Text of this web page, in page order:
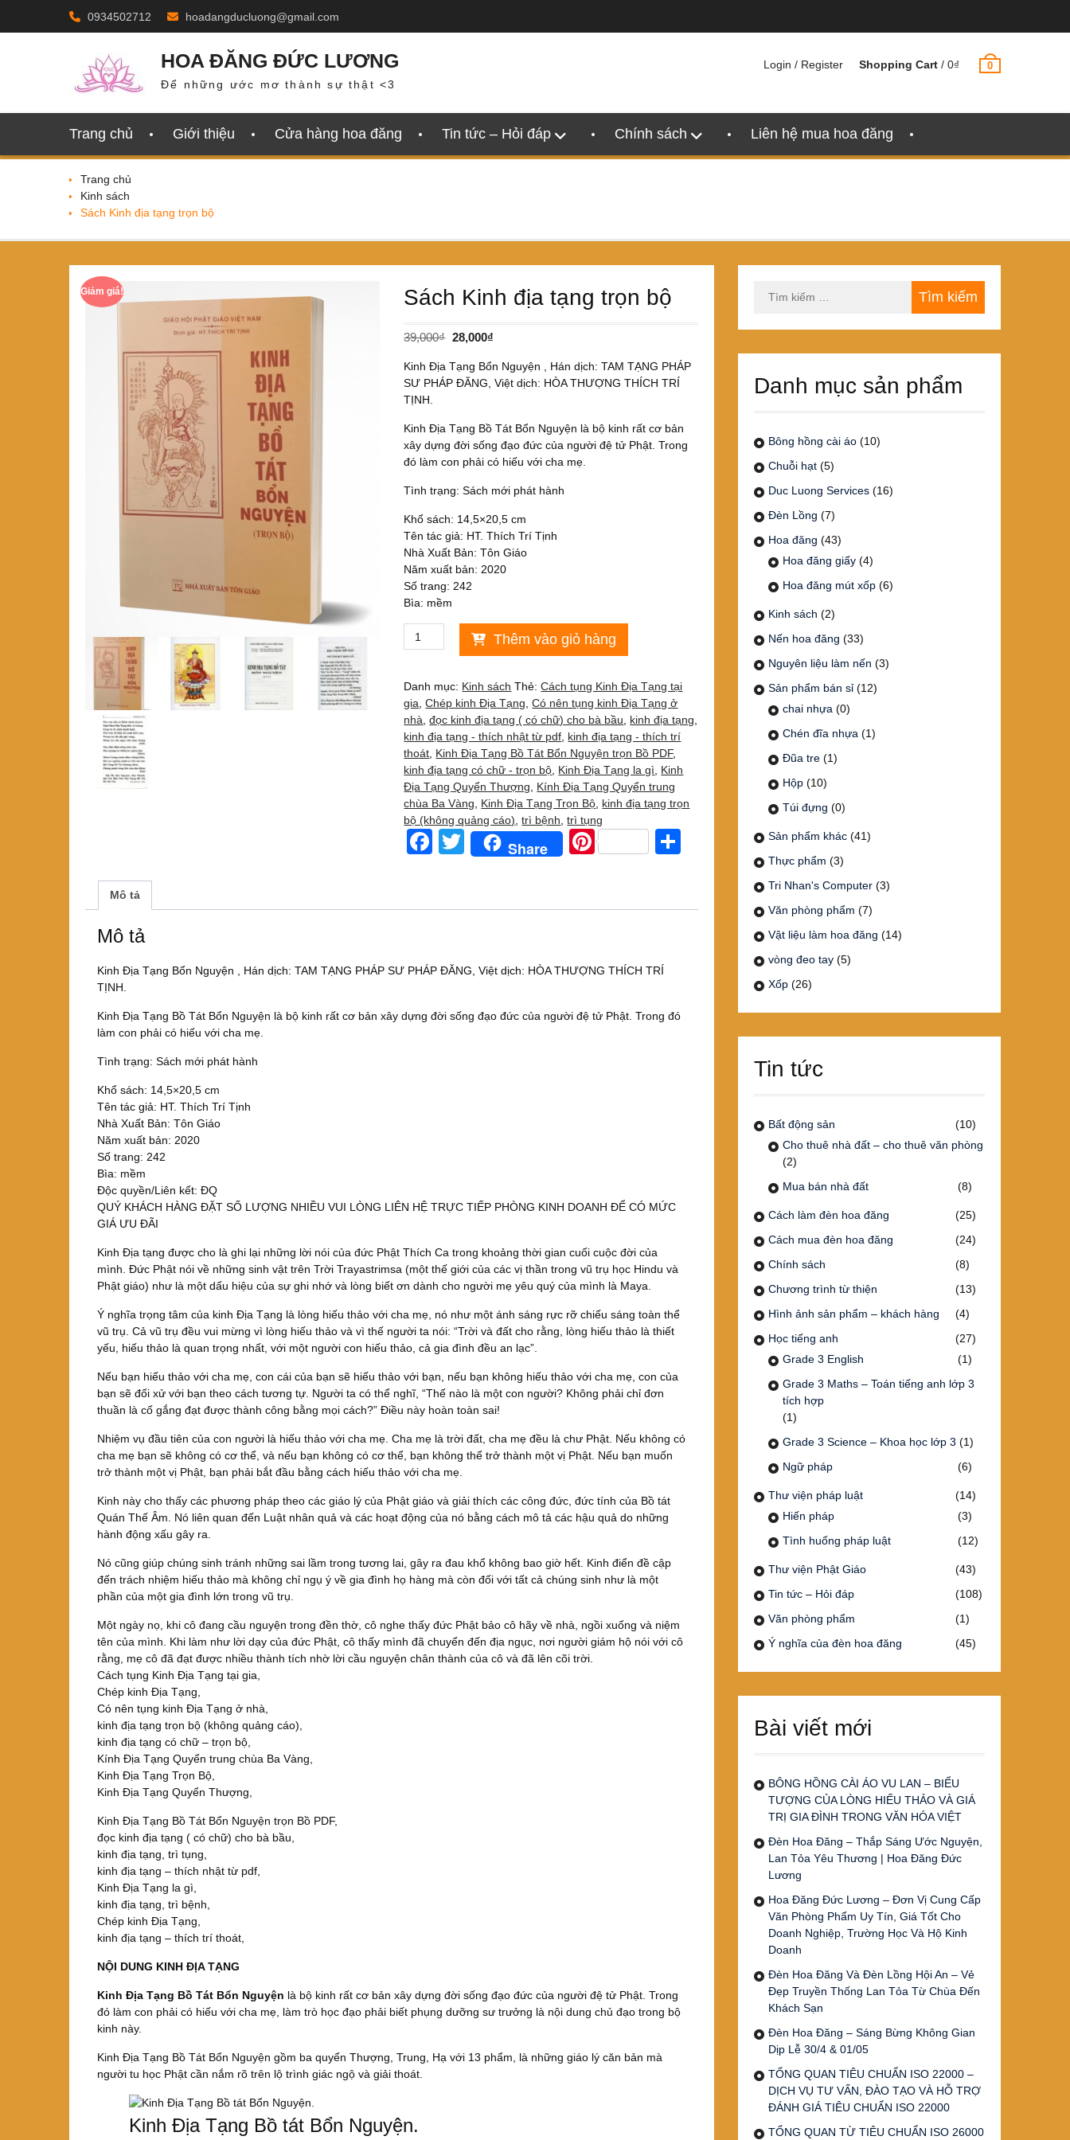
0934502712 hoadangducluong@gmail.com
HOA ĐĂNG ĐỨC LƯƠNG
Để những ước mơ thành sự thật <3
Login / Register Shopping Cart / 0₫ 0
Trang chủ Giới thiệu Cửa hàng hoa đăng Tin tức – Hỏi đáp Chính sách Liên hệ mua hoa đăng
Trang chủ
Kinh sách
Sách Kinh địa tạng trọn bộ
Giảm giá! Sách Kinh địa tạng trọn bộ
39,000₫ Giá
là:
39,000₫.
28,000₫
tại
là:
Kinh Địa Tạng Bổn Nguyện , Hán dịch: TAM TẠNG PHÁP
SƯ PHÁP ĐĂNG, Việt dịch: HÒA THƯỢNG THÍCH TRÍ
TỊNH.
Kinh Địa Tạng Bồ Tát Bổn Nguyện là bộ kinh rất cơ bản
xây dựng đời sống đạo đức của người đệ tử Phật. Trong
đó làm con phải có hiếu với cha mẹ.
Tình trạng: Sách mới phát hành
Khổ sách: 14,5×20,5 cm
Tên tác giả: HT. Thích Trí Tịnh
Nhà Xuất Bản: Tôn Giáo
Năm xuất bản: 2020
Số trang: 242
Bìa: mềm
Sách
Kinh
tạng
trọn
bộ
số
lượng
Thêm vào giỏ hàng
Danh mục: Kinh sách Thẻ:Cách tụng Kinh Địa Tạng tại
gia ,Chép kinh Địa Tạng ,Có nên tụng kinh Địa Tạng ở
nhà ,đọc kinh địa tạng ( có chữ) cho bà bầu kinh địa tạng
kinh địa tạng - thích nhật từ pdf kinh địa tạng - thích trí
thoát Kinh Địa Tạng Bồ Tát Bổn Nguyện trọn Bồ PDF,
kinh địa tạng có chữ - trọn bộ Kinh Địa Tạng la gì
Kinh
Địa Tạng Quyển Thượng
Kính Địa Tạng Quyển trung
chùa Ba Vàng
Kinh Địa Tạng Trọn Bộ kinh địa tạng trọn
bộ (không quảng cáo) ,trì bệnh ,trì tụng
F
e
o
k
T
er
Share
Pi
e
e
Mô tả
Mô tả
Kinh Địa Tạng Bổn Nguyện , Hán dịch: TAM TẠNG PHÁP SƯ PHÁP ĐĂNG, Việt dịch: HÒA THƯỢNG THÍCH TRÍ
TỊNH.
Kinh Địa Tạng Bồ Tát Bổn Nguyện là bộ kinh rất cơ bản xây dựng đời sống đạo đức của người đệ tử Phật. Trong đó
làm con phải có hiếu với cha mẹ.
Tình trạng: Sách mới phát hành
Khổ sách: 14,5×20,5 cm
Tên tác giả: HT. Thích Trí Tịnh
Nhà Xuất Bản: Tôn Giáo
Năm xuất bản: 2020
Số trang: 242
Bìa: mềm
Độc quyền/Liên kết: ĐQ
QUÝ KHÁCH HÀNG ĐẶT SỐ LƯỢNG NHIỀU VUI LÒNG LIÊN HỆ TRỰC TIẾP PHÒNG KINH DOANH ĐỂ CÓ MỨC
GIÁ ƯU ĐÃI
Kinh Địa tạng được cho là ghi lại những lời nói của đức Phật Thích Ca trong khoảng thời gian cuối cuộc đời của
mình. Đức Phật nói về những sinh vật trên Trời Trayastrimsa (một thế giới của các vị thần trong vũ trụ học Hindu và
Phật giáo) như là một dấu hiệu của sự ghi nhớ và lòng biết ơn dành cho người mẹ yêu quý của mình là Maya.
Ý nghĩa trọng tâm của kinh Địa Tạng là lòng hiếu thảo với cha mẹ, nó như một ánh sáng rực rỡ chiếu sáng toàn thể
vũ trụ. Cả vũ trụ đều vui mừng vì lòng hiếu thảo và vì thế người ta nói: “Trời và đất cho rằng, lòng hiếu thảo là thiết
yếu, hiếu thảo là quan trọng nhất, với một người con hiếu thảo, cả gia đình đều an lạc”.
Nếu bạn hiếu thảo với cha mẹ, con cái của bạn sẽ hiếu thảo với bạn, nếu bạn không hiếu thảo với cha mẹ, con của
bạn sẽ đối xử với bạn theo cách tương tự. Người ta có thể nghĩ, “Thế nào là một con người? Không phải chỉ đơn
thuần là cố gắng đạt được thành công bằng mọi cách?” Điều này hoàn toàn sai!
Nhiệm vụ đầu tiên của con người là hiếu thảo với cha mẹ. Cha mẹ là trời đất, cha mẹ đều là chư Phật. Nếu không có
cha mẹ bạn sẽ không có cơ thể, và nếu bạn không có cơ thể, bạn không thể trở thành một vị Phật. Nếu bạn muốn
trở thành một vị Phật, bạn phải bắt đầu bằng cách hiếu thảo với cha mẹ.
Kinh này cho thấy các phương pháp theo các giáo lý của Phật giáo và giải thích các công đức, đức tính của Bồ tát
Quán Thế Âm. Nó liên quan đến Luật nhân quả và các hoạt động của nó bằng cách mô tả các hậu quả do những
hành động xấu gây ra.
Nó cũng giúp chúng sinh tránh những sai lầm trong tương lai, gây ra đau khổ không bao giờ hết. Kinh điển đề cập
đến trách nhiệm hiếu thảo mà không chỉ ngụ ý về gia đình họ hàng mà còn đối với tất cả chúng sinh như là một
phần của một gia đình lớn trong vũ trụ.
Một ngày nọ, khi cô đang cầu nguyện trong đền thờ, cô nghe thấy đức Phật bảo cô hãy về nhà, ngồi xuống và niệm
tên của mình. Khi làm như lời dạy của đức Phật, cô thấy mình đã chuyển đến địa ngục, nơi người giám hộ nói với cô
rằng, mẹ cô đã đạt được nhiều thành tích nhờ lời cầu nguyện chân thành của cô và đã lên cõi trời.
Cách tụng Kinh Địa Tạng tại gia,
Chép kinh Địa Tạng,
Có nên tụng kinh Địa Tạng ở nhà,
kinh địa tạng trọn bộ (không quảng cáo),
kinh địa tạng có chữ – trọn bộ,
Kính Địa Tạng Quyển trung chùa Ba Vàng,
Kinh Địa Tạng Trọn Bộ,
Kinh Địa Tạng Quyển Thượng,
Kinh Địa Tạng Bồ Tát Bổn Nguyện trọn Bồ PDF,
đọc kinh địa tạng ( có chữ) cho bà bầu,
kinh địa tạng, trì tụng,
kinh địa tạng – thích nhật từ pdf,
Kinh Địa Tạng la gì,
kinh địa tạng, trì bệnh,
Chép kinh Địa Tạng,
kinh địa tạng – thích trí thoát,
NỘI DUNG KINH ĐỊA TẠNG
Kinh Địa Tạng Bồ Tát Bổn Nguyện là bộ kinh rất cơ bản xây dựng đời sống đạo đức của người đệ tử Phật. Trong
đó làm con phải có hiếu với cha mẹ, làm trò học đạo phải biết phụng dưỡng sư trưởng là nội dung chủ đạo trong bộ
kinh này.
Kinh Địa Tạng Bồ Tát Bổn Nguyện gồm ba quyển Thượng, Trung, Hạ với 13 phẩm, là những giáo lý căn bản mà
người tu học Phật cần nắm rõ trên lộ trình giác ngộ và giải thoát.
Kinh Địa Tạng Bồ tát Bổn Nguyện.
kiếm
Danh mục sản phẩm
Bông hồng cài áo (10)
Chuỗi hạt (5)
Duc Luong Services (16)
Đèn Lồng (7)
Hoa đăng (43)
Hoa đăng giấy (4)
Hoa đăng mút xốp (6)
Kinh sách (2)
Nến hoa đăng (33)
Nguyên liệu làm nến (3)
Sản phẩm bán sỉ (12)
chai nhựa (0)
Chén đĩa nhựa (1)
Đũa tre (1)
Hộp (10)
Túi đựng (0)
Sản phẩm khác (41)
Thực phẩm (3)
Tri Nhan's Computer (3)
Văn phòng phẩm (7)
Vật liệu làm hoa đăng (14)
vòng đeo tay (5)
Xốp (26)
Tin tức
Bất động sản
(10)
Cho thuê nhà đất – cho thuê văn phòng
(2)
Mua bán nhà đất
(8)
Cách làm đèn hoa đăng
(25)
Cách mua đèn hoa đăng
(24)
Chính sách
(8)
Chương trình từ thiện
(13)
Hình ảnh sản phẩm – khách hàng
(4)
Học tiếng anh
(27)
Grade 3 English
(1)
Grade 3 Maths – Toán tiếng anh lớp 3
tích hợp
(1)
Grade 3 Science – Khoa học lớp 3 (1)
Ngữ pháp
(6)
Thư viện pháp luật
(14)
Hiến pháp
(3)
Tình huống pháp luật
(12)
Thư viện Phật Giáo
(43)
Tin tức – Hỏi đáp
(108)
Văn phòng phẩm
(1)
Ý nghĩa của đèn hoa đăng
(45)
Bài viết mới
BÔNG HỒNG CÀI ÁO VU LAN – BIỂU
TƯỢNG CỦA LÒNG HIẾU THẢO VÀ GIÁ
TRỊ GIA ĐÌNH TRONG VĂN HÓA VIỆT
Đèn Hoa Đăng – Thắp Sáng Ước Nguyện,
Lan Tỏa Yêu Thương | Hoa Đăng Đức
Lương
Hoa Đăng Đức Lương – Đơn Vị Cung Cấp
Văn Phòng Phẩm Uy Tín, Giá Tốt Cho
Doanh Nghiệp, Trường Học Và Hộ Kinh
Doanh
Đèn Hoa Đăng Và Đèn Lồng Hội An – Vẻ
Đẹp Truyền Thống Lan Tỏa Từ Chùa Đến
Khách Sạn
Đèn Hoa Đăng – Sáng Bừng Không Gian
Dịp Lễ 30/4 & 01/05
TỔNG QUAN TIÊU CHUẨN ISO 22000 –
DỊCH VỤ TƯ VẤN, ĐÀO TẠO VÀ HỖ TRỢ
ĐÁNH GIÁ TIÊU CHUẨN ISO 22000
TỔNG QUAN TỪ TIÊU CHUẨN ISO 26000